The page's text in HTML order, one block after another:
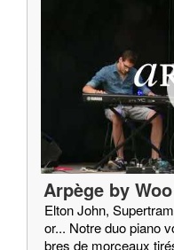
Arpège by Woo
Elton John,
or... Notre duo piano
bres de morceaux